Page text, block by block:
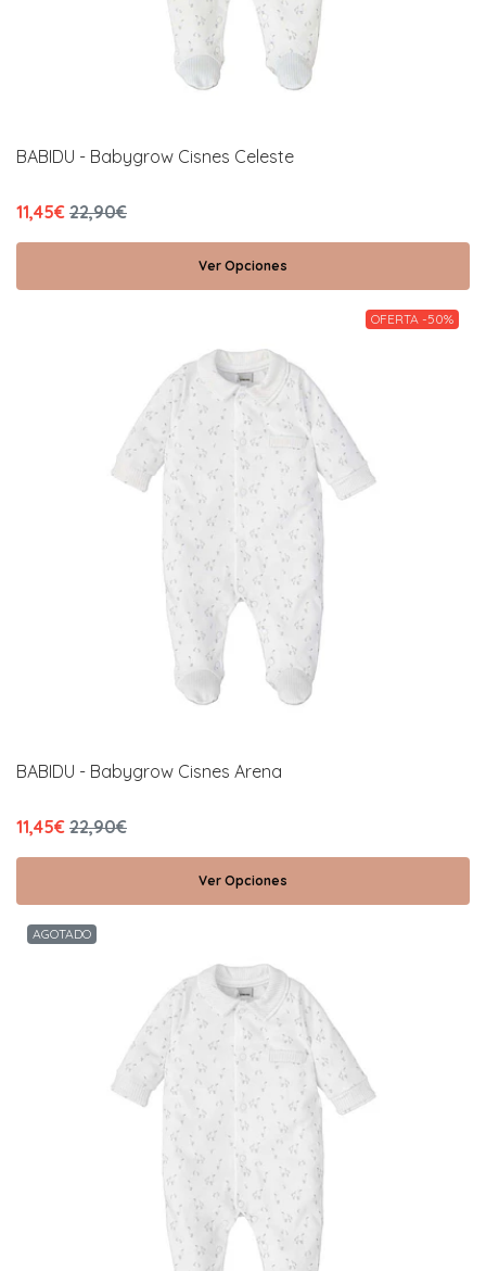
BABIDU - Babygrow Cisnes Celeste
11,45€ 22,90€
Ver Opciones
OFERTA -50%
BABIDU - Babygrow Cisnes Arena
11,45€ 22,90€
Ver Opciones
AGOTADO